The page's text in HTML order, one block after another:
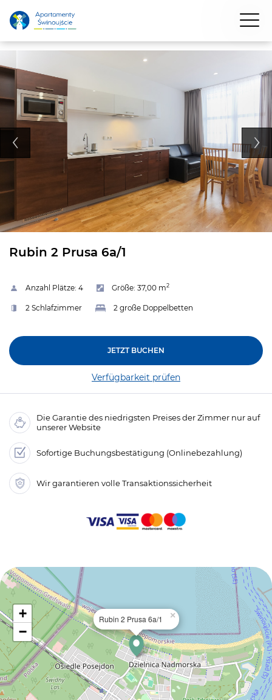
Rubin 2 Prusa 6a/1
Anzahl Plätze: 4 Größe: 37,00 m2
2 Schlafzimmer 2 große Doppelbetten
JETZT BUCHEN
Verfügbarkeit prüfen
Die Garantie des niedrigsten Preises der Zimmer nur auf
unserer Website
Sofortige Buchungsbestätigung (Onlinebezahlung)
Wir garantieren volle Transaktionssicherheit
Rubin 2 Prusa 6a/1 ×
+
−